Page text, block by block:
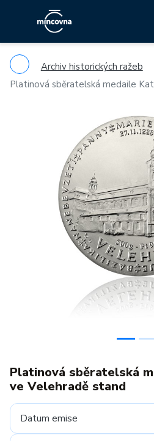
Archiv historických ražeb
Platinová sběratelská medaile
Platinová sběratelská
ve Velehradě stand
Datum emise